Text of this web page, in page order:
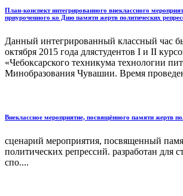
План-конспект интегрированного внеклассного
приуроченного ко Дню памяти жертв политических
Данный интегрированный классный час
октября 2015 года длястудентов I и II
«Чебоксарского техникума технологии
Минобразования Чувашии. Время
Внеклассное мероприятие, посвящённого памяти жертв
сценарий мероприятия, посвященный
политических репрессий. разработан для
спо....